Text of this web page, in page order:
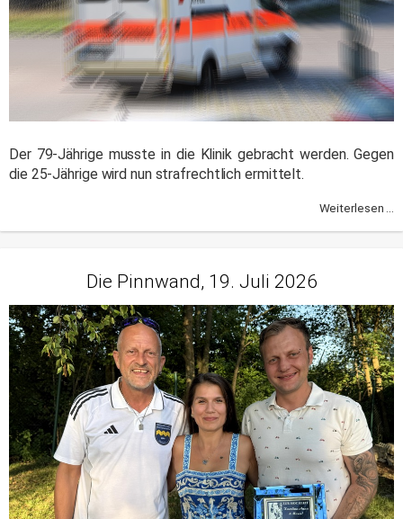
Der 79-Jährige musste in die Klinik gebracht werden. Gegen
die 25-Jährige wird nun strafrechtlich ermittelt.
Weiterlesen ...
Die Pinnwand, 19. Juli 2026